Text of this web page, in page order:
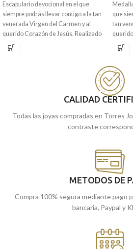
Escapulario devocional en el que
siempre podrás llevar contigo a la tan
venerada Virgen del Carmen y al
querido Corazón de Jesús. Realizado
en Oro amarillo de 18 kilates y 16 mm
de diámetro.
tiendas de Málaga, o si la compras
que
tan
en
de
online,
CALIDAD
Todas las joyas compradas en Torres
contraste
METODOS DE
Compra 100% segura mediante pago
bancaria, Paypal y